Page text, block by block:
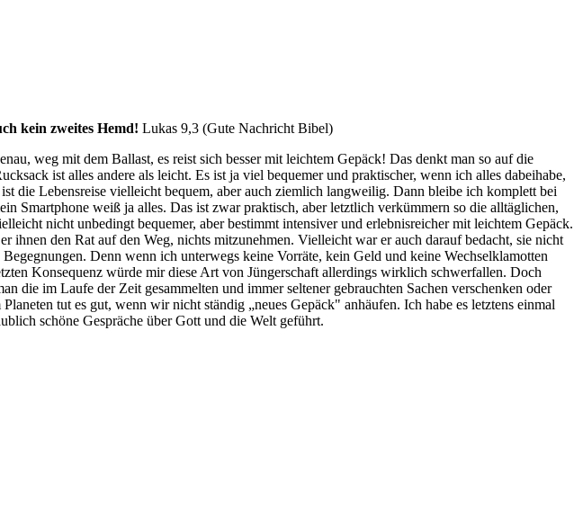
kein zweites Hemd! Lukas 9,3 (Gute Nachricht Bibel)
weg mit dem Ballast, es reist sich besser mit leichtem Gepäck! Das denkt man so auf die
ist alles andere als leicht. Es ist ja viel bequemer und praktischer, wenn ich alles dabeihabe,
die Lebensreise vielleicht bequem, aber auch ziemlich langweilig. Dann bleibe ich komplett bei
Smartphone weiß ja alles. Das ist zwar praktisch, aber letztlich verkümmern so die alltäglichen,
nicht unbedingt bequemer, aber bestimmt intensiver und erlebnisreicher mit leichtem Gepäck.
ihnen den Rat auf den Weg, nichts mitzunehmen. Vielleicht war er auch darauf bedacht, sie nicht
Denn wenn ich unterwegs keine Vorräte, kein Geld und keine Wechselklamotten
Konsequenz würde mir diese Art von Jüngerschaft allerdings wirklich schwerfallen. Doch
die im Laufe der Zeit gesammelten und immer seltener gebrauchten Sachen verschenken oder
tut es gut, wenn wir nicht ständig „neues Gepäck" anhäufen. Ich habe es letztens einmal
schöne Gespräche über Gott und die Welt geführt.